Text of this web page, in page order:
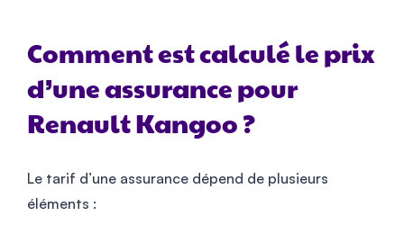
Comment est calculé le prix
d’une assurance pour
Renault Kangoo ?
Le tarif d’une assurance dépend de plusieurs
éléments :